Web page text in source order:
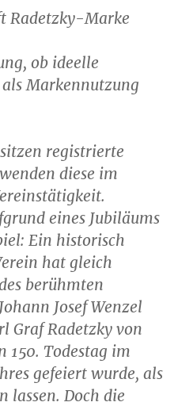
Radetzky-Marke
ob ideelle
Markennutzung
registrierte
diese im
eines Jubiläums
Ein historisch
hat gleich
berühmten
Josef Wenzel
Graf Radetzky von
150. Todestag im
gefeiert wurde, als
lassen. Doch die